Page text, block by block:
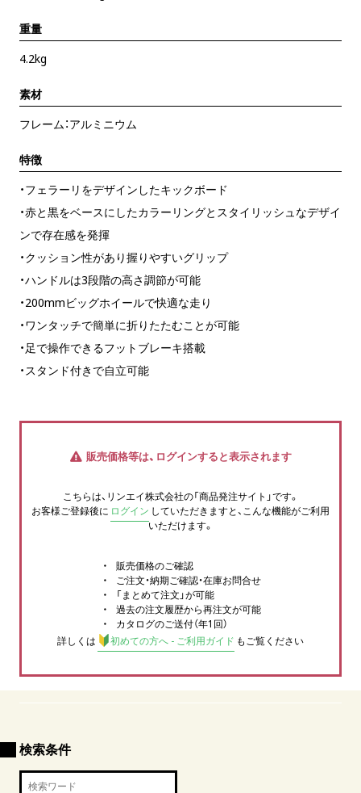
重量
4.2kg
素材
フレーム：アルミニウム
特徴
・フェラーリをデザインしたキックボード
・赤と黒をベースにしたカラーリングとスタイリッシュなデザイ
ンで存在感を発揮
・クッション性があり握りやすいグリップ
・ハンドルは3段階の高さ調節が可能
・200mmビッグホイールで快適な走り
・ワンタッチで簡単に折りたたむことが可能
・足で操作できるフットブレーキ搭載
・スタンド付きで自立可能
販売価格等は、ログインすると表示されます
こちらは、リンエイ株式会社の「商品発注サイト」です。
お客様ご登録後に ログイン していただきますと、こんな機能がご利用
いただけます。
販売価格のご確認
ご注文・納期ご確認・在庫お問合せ
「まとめて注文」が可能
過去の注文履歴から再注文が可能
カタログのご送付（年1回）
詳しくは
初めての方へ - ご利用ガイド もご覧ください
検索条件